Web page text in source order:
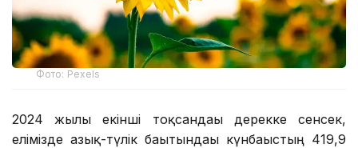
Фото: Pexels
2024 жылғы екінші тоқсандағы дерекке сенсек,
елімізде азық-түлік бағытындағы күнбағыстың 419,9